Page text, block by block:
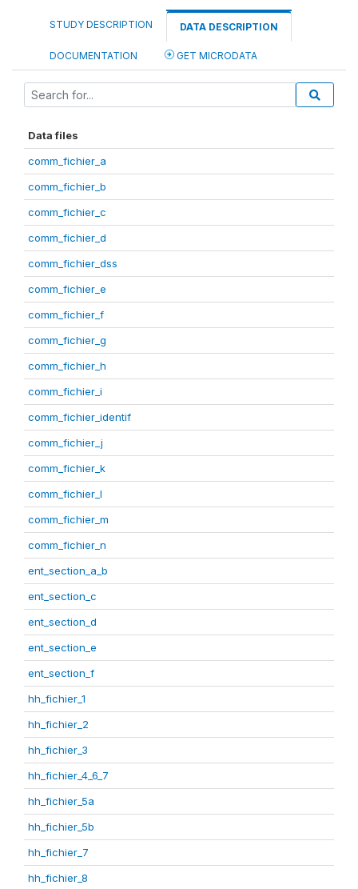
STUDY DESCRIPTION DATA DESCRIPTION
DOCUMENTATION GET MICRODATA
Data files
comm_fichier_a
comm_fichier_b
comm_fichier_c
comm_fichier_d
comm_fichier_dss
comm_fichier_e
comm_fichier_f
comm_fichier_g
comm_fichier_h
comm_fichier_i
comm_fichier_identif
comm_fichier_j
comm_fichier_k
comm_fichier_l
comm_fichier_m
comm_fichier_n
ent_section_a_b
ent_section_c
ent_section_d
ent_section_e
ent_section_f
hh_fichier_1
hh_fichier_2
hh_fichier_3
hh_fichier_4_6_7
hh_fichier_5a
hh_fichier_5b
hh_fichier_7
hh_fichier_8